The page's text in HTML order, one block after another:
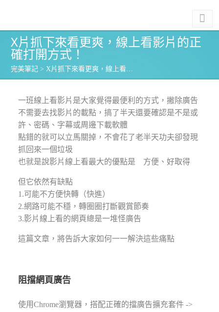
X片抓下來看更爽，線上看影片的正
確打開方式！
完美筆記 >X片抓下來看更爽，線上看…
一班線上看影片是大家覺得最便利的方式，撇除廣告
不需要去找影片的載點，搞了半天還要確認是不是或
許、密碼、字幕或周邊下載軟體
點錯的就可以立馬關掉，不會花了老半天功夫卻發現
抓回來一個垃圾
也就是說影片線上看最大的優點是 方便、好取得
但它依然有缺點
1.可能不方便快轉（快進）
2.網路可能不穩，轉圈圈打斷觀賞節奏
3.影片線上看的網頁總是一堆怪廣告
這篇文章，將告訴大家如何一一解決這些痛點
阻擋網頁廣告
使用Chrome瀏覽器，搭配正確的擋廣告擴充套件 ->